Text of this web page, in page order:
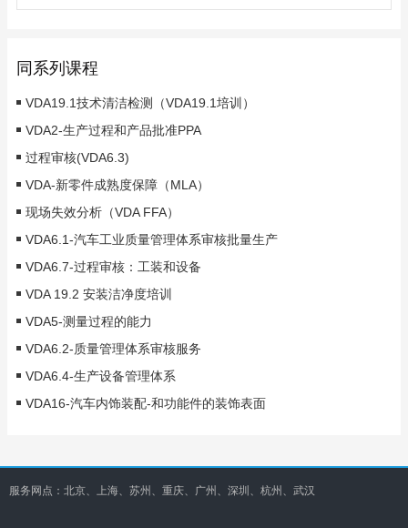
同系列课程
VDA19.1技术清洁检测（VDA19.1培训）
VDA2-生产过程和产品批准PPA
过程审核(VDA6.3)
VDA-新零件成熟度保障（MLA）
现场失效分析（VDA FFA）
VDA6.1-汽车工业质量管理体系审核批量生产
VDA6.7-过程审核：工装和设备
VDA 19.2 安装洁净度培训
VDA5-测量过程的能力
VDA6.2-质量管理体系审核服务
VDA6.4-生产设备管理体系
VDA16-汽车内饰装配-和功能件的装饰表面
服务网点：北京、上海、苏州、重庆、广州、深圳、杭州、武汉